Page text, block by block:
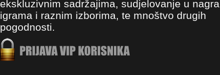
ekskluzivnim sadržajima, sudjelovanje u
igrama i raznim izborima, te mnoštvo drugih
pogodnosti.